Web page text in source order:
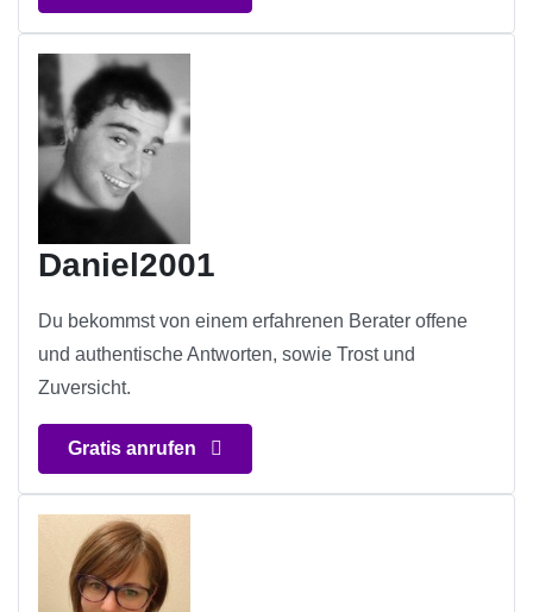
Daniel2001
Du bekommst von einem erfahrenen Berater offene
und authentische Antworten, sowie Trost und
Zuversicht.
Gratis anrufen